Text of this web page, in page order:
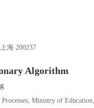
海 200237
Algorithm
Ministry of